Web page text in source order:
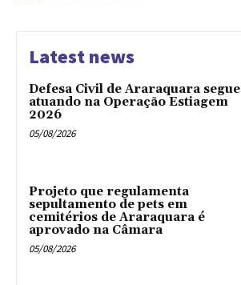
Latest news
Defesa Civil de Araraquara segue
atuando na Operação Estiagem
2026
05/08/2026
Projeto que regulamenta
sepultamento de pets em
cemitérios de Araraquara é
aprovado na Câmara
05/08/2026